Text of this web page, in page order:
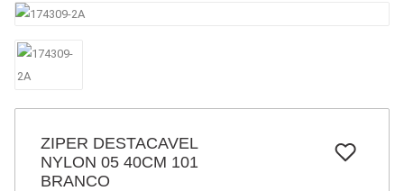
ZIPER DESTACAVEL
NYLON 05 40CM 101
BRANCO
3º caneta
4 º tecido
5
6º papel
pincel
cola